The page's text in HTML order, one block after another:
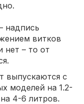
надпись
витков
нет – то от
выпускаются с
моделей на 1.2-
4-6 литров.